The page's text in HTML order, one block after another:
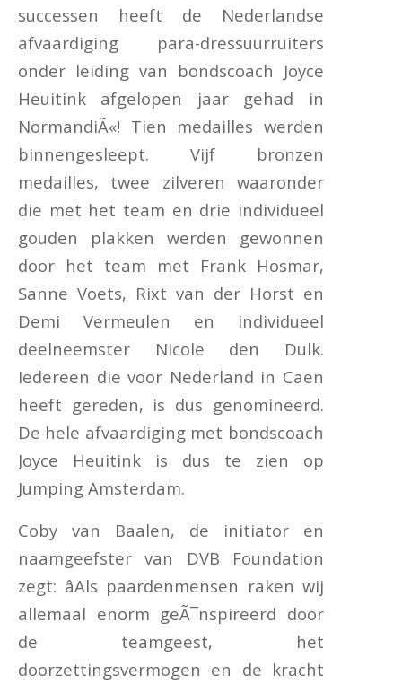
successen heeft de Nederlandse
afvaardiging para-dressuurruiters
onder leiding van bondscoach Joyce
Heuitink afgelopen jaar gehad in
NormandiÃ«! Tien medailles werden
binnengesleept. Vijf bronzen
medailles, twee zilveren waaronder
die met het team en drie individueel
gouden plakken werden gewonnen
door het team met Frank Hosmar,
Sanne Voets, Rixt van der Horst en
Demi Vermeulen en individueel
deelneemster Nicole den Dulk.
Iedereen die voor Nederland in Caen
heeft gereden, is dus genomineerd.
De hele afvaardiging met bondscoach
Joyce Heuitink is dus te zien op
Jumping Amsterdam.
Coby van Baalen, de initiator en
naamgeefster van DVB Foundation
zegt: âAls paardenmensen raken wij
allemaal enorm geÃ¯nspireerd door
de teamgeest, het
doorzettingsvermogen en de kracht